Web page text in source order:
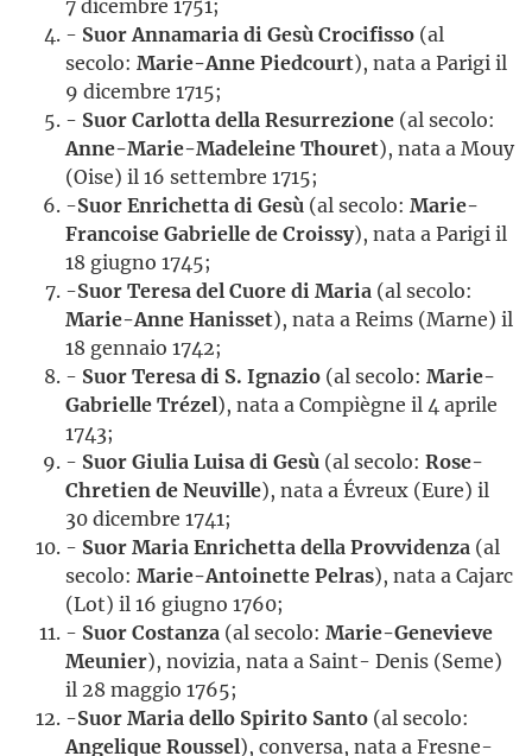
7 dicembre 1751;
- Suor Annamaria di Gesù Crocifisso (al
secolo: Marie-Anne Piedcourt), nata a Parigi il
9 dicembre 1715;
- Suor Carlotta della Resurrezione (al secolo:
Anne-Marie-Madeleine Thouret), nata a Mouy
(Oise) il 16 settembre 1715;
-Suor Enrichetta di Gesù (al secolo: Marie-
Francoise Gabrielle de Croissy), nata a Parigi il
18 giugno 1745;
-Suor Teresa del Cuore di Maria (al secolo:
Marie-Anne Hanisset), nata a Reims (Marne) il
18 gennaio 1742;
- Suor Teresa di S. Ignazio (al secolo: Marie-
Gabrielle Trézel), nata a Compiègne il 4 aprile
1743;
- Suor Giulia Luisa di Gesù (al secolo: Rose-
Chretien de Neuville), nata a Évreux (Eure) il
30 dicembre 1741;
- Suor Maria Enrichetta della Provvidenza (al
secolo: Marie-Antoinette Pelras), nata a Cajarc
(Lot) il 16 giugno 1760;
- Suor Costanza (al secolo: Marie-Genevieve
Meunier), novizia, nata a Saint- Denis (Seme)
il 28 maggio 1765;
-Suor Maria dello Spirito Santo (al secolo:
Angelique Roussel), conversa, nata a Fresne-